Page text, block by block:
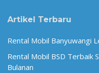
Artikel Terbaru
Rental Mobil Banyuwangi
Rental Mobil BSD Terbaik
Bulanan